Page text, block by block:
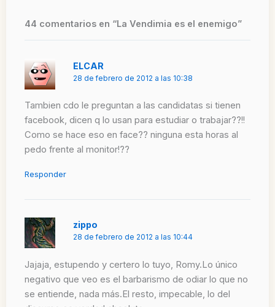
44 comentarios en “La Vendimia es el enemigo”
ELCAR
28 de febrero de 2012 a las 10:38
Tambien cdo le preguntan a las candidatas si tienen
facebook, dicen q lo usan para estudiar o trabajar??!!
Como se hace eso en face?? ninguna esta horas al
pedo frente al monitor!??
Responder
zippo
28 de febrero de 2012 a las 10:44
Jajaja, estupendo y certero lo tuyo, Romy.Lo único
negativo que veo es el barbarismo de odiar lo que no
se entiende, nada más.El resto, impecable, lo del